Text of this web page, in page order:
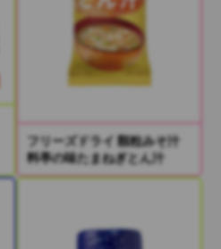
フリーズドライ 顆粒みそ汁
料亭の味たまねぎとん汁